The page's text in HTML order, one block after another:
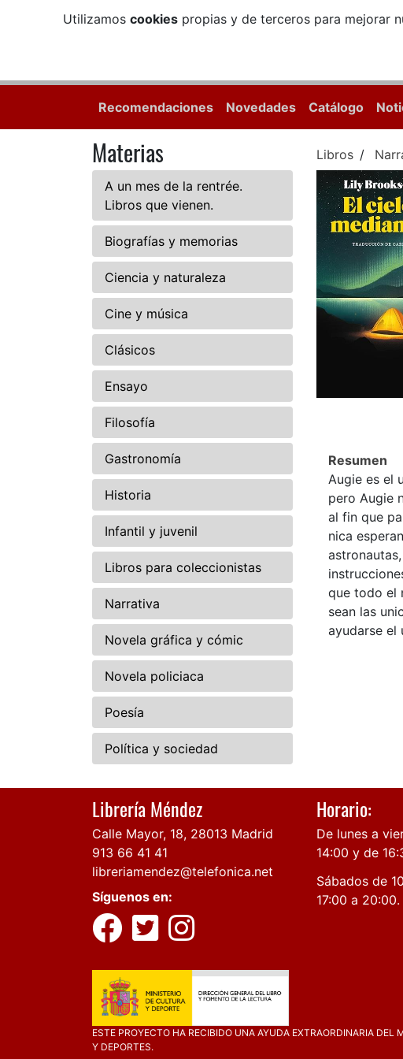
Utilizamos cookiespropias y de terceros para mejorar
Recomendaciones Novedades Catálogo
Materias
A un mes de la rentrée.
Libros que vienen.
Biografías y memorias
Ciencia y naturaleza
Cine y música
Clásicos
Ensayo
Filosofía
Gastronomía
Historia
Infantil y juvenil
Libros para coleccionistas
Narrativa
Novela gráfica y cómic
Novela policiaca
Poesía
Política y sociedad
Libros
Resumen
Augie es el
pero Augie
al fin que
nica
que todo el
sean las
ayudarse el
Librería Méndez
Calle Mayor, 18, 28013 Madrid
913 66 41 41
libreriamendez@telefonica.net
Síguenos en:
Horario:
De lunes a
14:00 y de
Sábados de
17:00 a 20:00.
ESTE PROYECTO HA RECIBIDO UNA AYUDA EXTRAORDINARIA DEL
Y DEPORTES.